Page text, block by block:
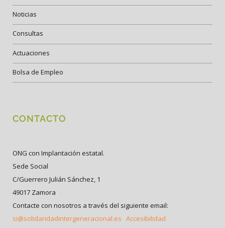
Noticias
Consultas
Actuaciones
Bolsa de Empleo
CONTACTO
ONG con Implantación estatal.
Sede Social
C/Guerrero Julián Sánchez, 1
49017 Zamora
Contacte con nosotros a través del siguiente email:
si@solidaridadintergeneracional.es Accesibilidad